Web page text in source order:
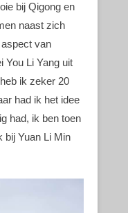
bij Qigong en
naast zich
van
You Li Yang uit
ik zeker 20
had ik het idee
had, ik ben toen
bij Yuan Li Min